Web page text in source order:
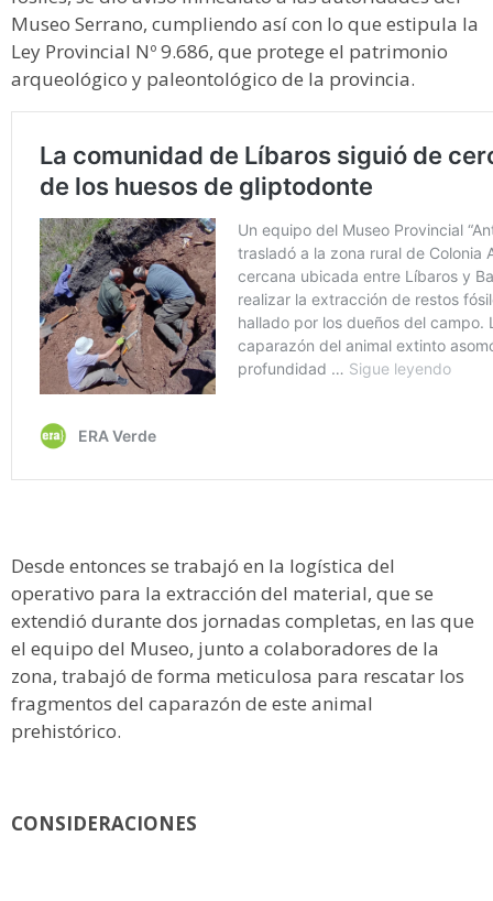
Museo Serrano, cumpliendo así con lo que estipula la
Ley Provincial Nº 9.686, que protege el patrimonio
arqueológico y paleontológico de la provincia.
Desde entonces se trabajó en la logística del
operativo para la extracción del material, que se
extendió durante dos jornadas completas, en las que
el equipo del Museo, junto a colaboradores de la
zona, trabajó de forma meticulosa para rescatar los
fragmentos del caparazón de este animal
prehistórico.
CONSIDERACIONES